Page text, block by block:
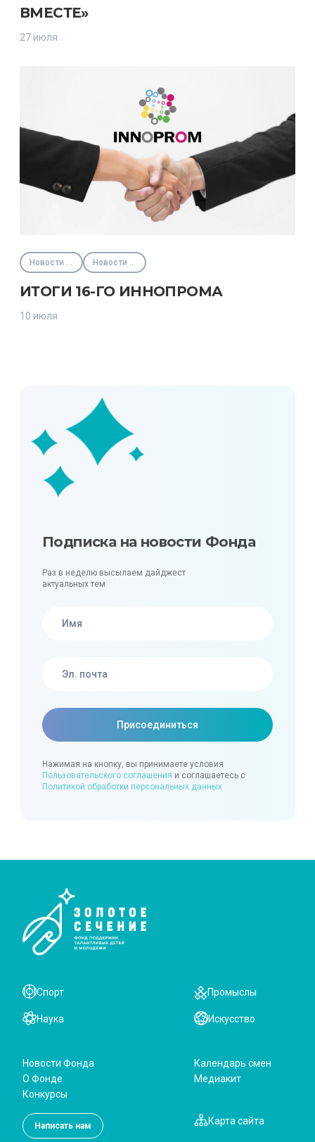
ВМЕСТЕ»
27 июля
Новости партнёров Новости Фонда
ИТОГИ 16-ГО ИННОПРОМА
10 июля
Подписка на новости Фонда
Раз в неделю высылаем дайджест
актуальных тем
Нажимая на кнопку, вы принимаете условия
Пользовательского соглашения и соглашаетесь с
Политикой обработки персональных данных
Наука
Спорт
Искусство
Промыслы
Карта сайта
Написать нам
Новости Фонда
О Фонде
Конкурсы
Календарь смен
Медиакит